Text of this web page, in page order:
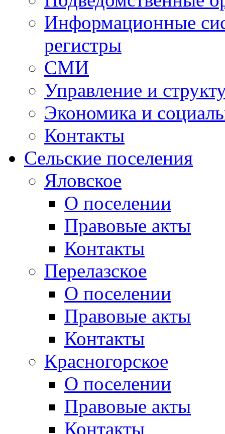
Информационные
регистры
СМИ
Управление и
Экономика и
Контакты
Сельские поселения
Яловское
О поселении
Правовые акты
Контакты
Перелазское
О поселении
Правовые акты
Контакты
Красногорское
О поселении
Правовые акты
Контакты